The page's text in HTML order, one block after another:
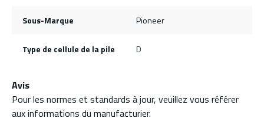
Sous-Marque Pioneer
Type de cellule de la pile D
Avis
Pour les normes et standards à jour, veuillez vous référer
aux informations du manufacturier.